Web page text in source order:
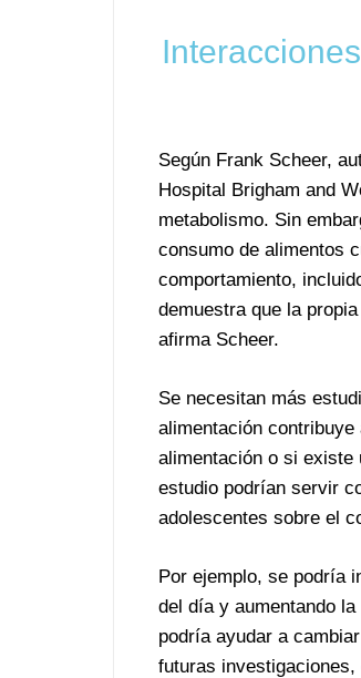
Según Frank Scheer,
Hospital Brigham and
metabolismo. Sin
consumo de alimentos
comportamiento,
demuestra que la
afirma Scheer.
Se necesitan más
alimentación
alimentación o si existe
estudio podrían servir
adolescentes sobre el
Por ejemplo, se podría
del día y aumentando la
podría ayudar a
futuras